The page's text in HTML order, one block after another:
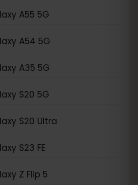
A55 5G
A54 5G
A35 5G
S20 5G
S20 Ultra
S23 FE
Z Flip 5